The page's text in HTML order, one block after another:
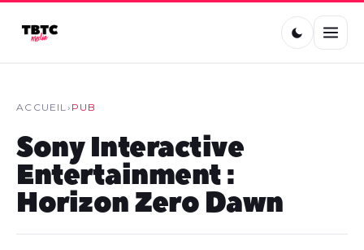
ACCUEIL› PUB
Sony Interactive
Entertainment :
Horizon Zero Dawn